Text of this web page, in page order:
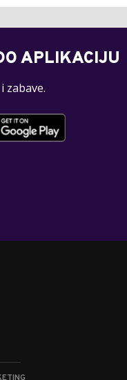
APLIKACIJU
zabave.